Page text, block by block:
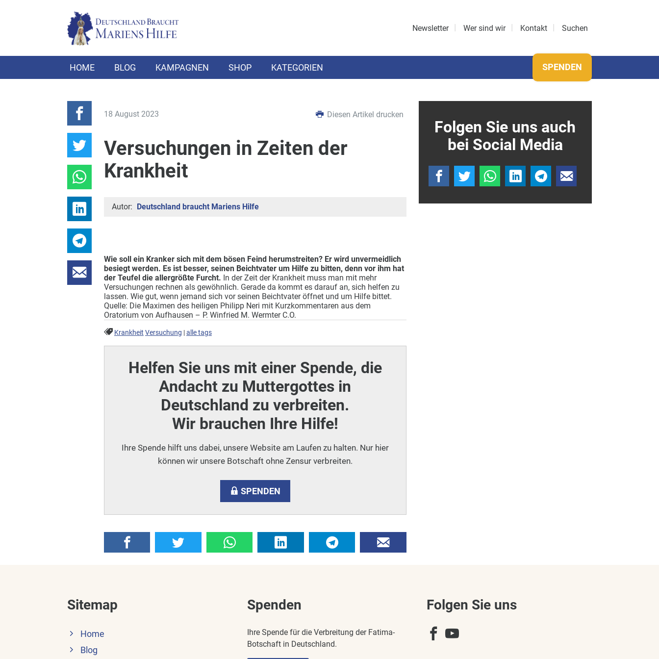
Newsletter Wer sind wir Kontakt Suchen
HOME BLOG KAMPAGNEN SHOP KATEGORIEN SPENDEN
18 August 2023 Diesen Artikel drucken
Versuchungen in Zeiten der
Krankheit
Autor: Deutschland braucht Mariens Hilfe
Wie soll ein Kranker sich mit dem bösen Feind herumstreiten? Er wird unvermeidlich
besiegt werden. Es ist besser, seinen Beichtvater um Hilfe zu bitten, denn vor ihm hat
der Teufel die allergrößte Furcht. In der Zeit der Krankheit muss man mit mehr
Versuchungen rechnen als gewöhnlich. Gerade da kommt es darauf an, sich helfen zu
lassen. Wie gut, wenn jemand sich vor seinen Beichtvater öffnet und um Hilfe bittet.
Quelle: Die Maximen des heiligen Philipp Neri mit Kurzkommentaren aus dem
Oratorium von Aufhausen – P. Winfried M. Wermter C.O.
Krankheit Versuchung |alle tags
Helfen Sie uns mit einer Spende, die
Andacht zu Muttergottes in
Deutschland zu verbreiten.
Wir brauchen Ihre Hilfe!
Ihre Spende hilft uns dabei, unsere Website am Laufen zu halten. Nur hier
können wir unsere Botschaft ohne Zensur verbreiten.
SPENDEN
Folgen Sie uns auch
bei Social Media
Sitemap
Home
Blog
Spenden
Ihre Spende für die Verbreitung der Fatima-
Botschaft in Deutschland.
Folgen Sie uns